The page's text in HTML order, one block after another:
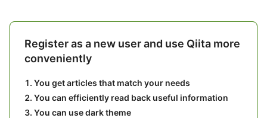
Register as a new user and use Qiita more
conveniently
You get articles that match your needs
You can efficiently read back useful information
You can use dark theme